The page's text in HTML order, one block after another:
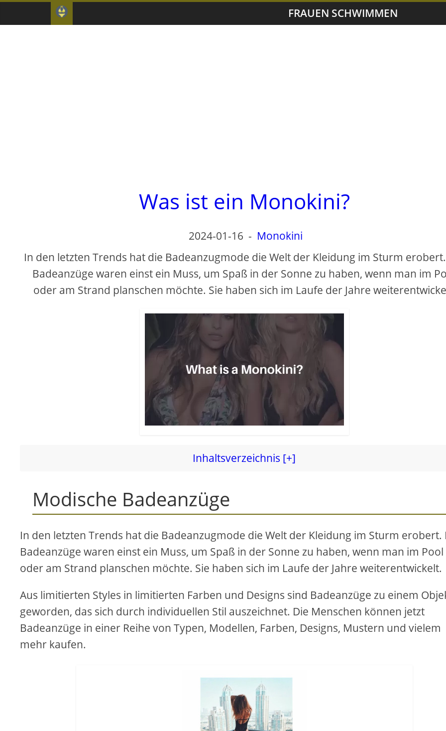
FRAUEN SCHWIMMEN
Was ist ein Monokini?
2024-01-16 - Monokini
In den letzten Trends hat die Badeanzugmode die Welt der Kleidung im Sturm
Badeanzüge waren einst ein Muss, um Spaß in der Sonne zu haben, wenn man im
oder am Strand planschen möchte. Sie haben sich im Laufe der Jahre
Inhaltsverzeichnis [+]
Modische Badeanzüge
In den letzten Trends hat die Badeanzugmode die Welt der Kleidung im Sturm erobert.
Badeanzüge waren einst ein Muss, um Spaß in der Sonne zu haben, wenn man im Pool
oder am Strand planschen möchte. Sie haben sich im Laufe der Jahre weiterentwickelt.
Aus limitierten Styles in limitierten Farben und Designs sind Badeanzüge zu einem
geworden, das sich durch individuellen Stil auszeichnet. Die Menschen können jetzt
Badeanzüge in einer Reihe von Typen, Modellen, Farben, Designs, Mustern und vielem
mehr kaufen.